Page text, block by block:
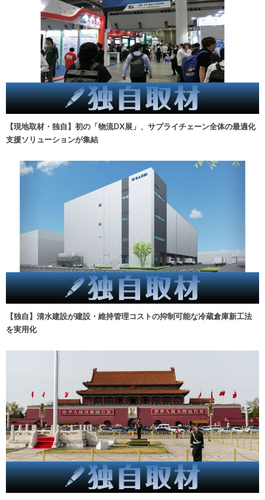
【現地取材・独自】初の「物流DX展」、サプライチェーン全体の最適化
支援ソリューションが集結
【独自】清水建設が建設・維持管理コストの抑制可能な冷蔵倉庫新工法
を実用化